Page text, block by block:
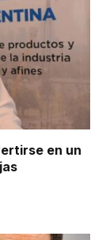
en un